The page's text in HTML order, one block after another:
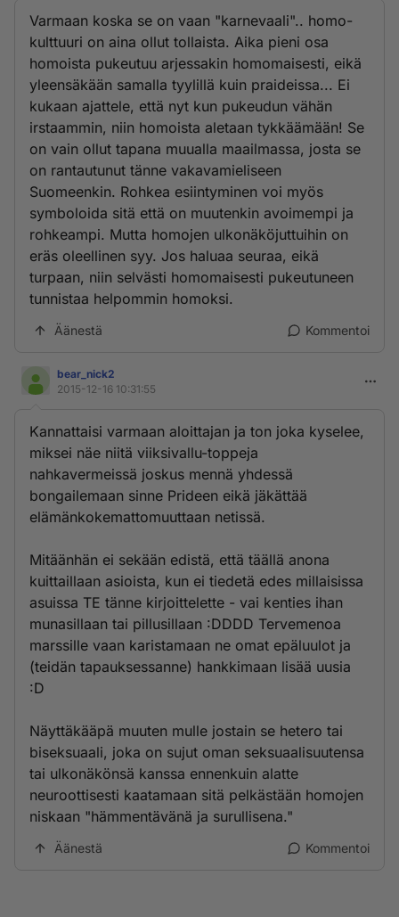
Varmaan koska se on vaan "karnevaali".. homo-
kulttuuri on aina ollut tollaista. Aika pieni osa
homoista pukeutuu arjessakin homomaisesti, eikä
yleensäkään samalla tyylillä kuin praideissa... Ei
kukaan ajattele, että nyt kun pukeudun vähän
irstaammin, niin homoista aletaan tykkäämään! Se
on vain ollut tapana muualla maailmassa, josta se
on rantautunut tänne vakavamieliseen
Suomeenkin. Rohkea esiintyminen voi myös
symboloida sitä että on muutenkin avoimempi ja
rohkeampi. Mutta homojen ulkonäköjuttuihin on
eräs oleellinen syy. Jos haluaa seuraa, eikä
turpaan, niin selvästi homomaisesti pukeutuneen
tunnistaa helpommin homoksi.
Äänestä Kommentoi
bear_nick2
2015-12-16 10:31:55
Kannattaisi varmaan aloittajan ja ton joka kyselee,
miksei näe niitä viiksivallu-toppeja
nahkavermeissä joskus mennä yhdessä
bongailemaan sinne Prideen eikä jäkättää
elämänkokemattomuuttaan netissä.
Mitäänhän ei sekään edistä, että täällä anona
kuittaillaan asioista, kun ei tiedetä edes millaisissa
asuissa TE tänne kirjoittelette - vai kenties ihan
munasillaan tai pillusillaan :DDDD Tervemenoa
marssille vaan karistamaan ne omat epäluulot ja
(teidän tapauksessanne) hankkimaan lisää uusia
:D
Näyttäkääpä muuten mulle jostain se hetero tai
biseksuaali, joka on sujut oman seksuaalisuutensa
tai ulkonäkönsä kanssa ennenkuin alatte
neuroottisesti kaatamaan sitä pelkästään homojen
niskaan "hämmentävänä ja surullisena."
Äänestä Kommentoi